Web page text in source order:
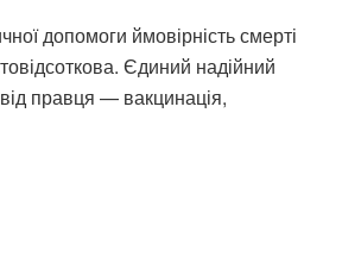
допомоги ймовірність смерті
Єдиний надійний
правця — вакцинація,